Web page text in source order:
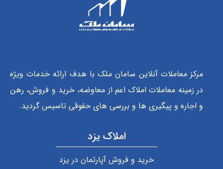
مرکز معاملات آنلاین سامان ملک با هدف ارائه خدمات ویژه
در زمینه معاملات املاک اعم از معاوضه، خرید و فروش، رهن
و اجاره و پیگیری ها و بررسی های حقوقی تاسیس گردید.
املاک یزد
خرید و فروش آپارتمان در یزد